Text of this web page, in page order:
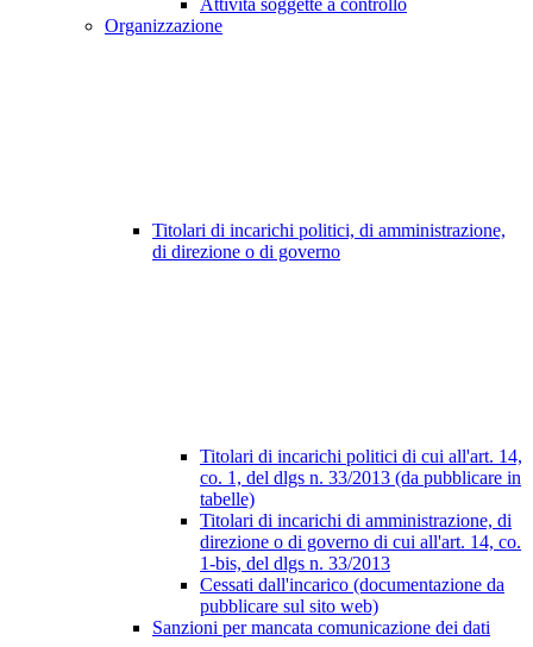
Attività soggette a controllo
Organizzazione
Titolari di incarichi politici, di amministrazione,
di direzione o di governo
Titolari di incarichi politici di cui all'art. 14,
co. 1, del dlgs n. 33/2013 (da pubblicare in
tabelle)
Titolari di incarichi di amministrazione, di
direzione o di governo di cui all'art. 14, co.
1-bis, del dlgs n. 33/2013
Cessati dall'incarico (documentazione da
pubblicare sul sito web)
Sanzioni per mancata comunicazione dei dati